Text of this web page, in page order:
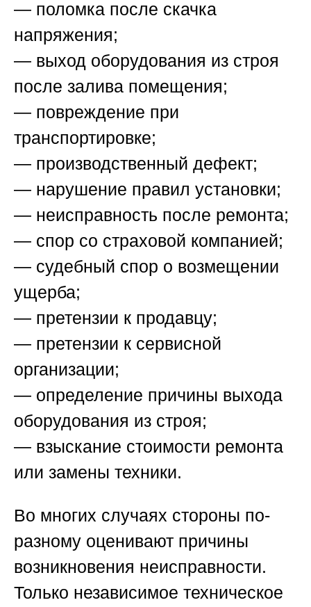
— поломка после скачка
напряжения;
— выход оборудования из строя
после залива помещения;
— повреждение при
транспортировке;
— производственный дефект;
— нарушение правил установки;
— неисправность после ремонта;
— спор со страховой компанией;
— судебный спор о возмещении
ущерба;
— претензии к продавцу;
— претензии к сервисной
организации;
— определение причины выхода
оборудования из строя;
— взыскание стоимости ремонта
или замены техники.
Во многих случаях стороны по-
разному оценивают причины
возникновения неисправности.
Только независимое техническое